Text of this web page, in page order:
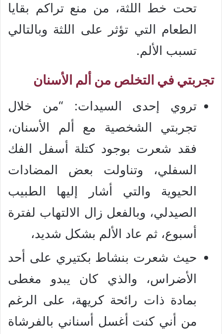
تحت خط اللثة، من منع تراكم بقايا
الطعام التي تؤثر على اللثة وبالتالي
تسبب الألم.
تجربتي في التخلص من ألم الأسنان
تروي إحدى السيدات: “من خلال
تجربتي الشخصية مع ألم الأسنان،
فقد شعرت بوجود كتلة أسفل الفك
السفلي، وتناولت بعض المضادات
الحيوية والتي أشار إليها الطبيب
الصيدلي، وبالفعل زال الالتهاب لفترة
أسبوع، ثم عاد الألم بشكل شديد،
حيث شعرت بنشاط بكتيري على أحد
الأضراس، والذي كان يبدو مغطى
بمادة ذات رائحة كريهة، على الرغم
من أني كنت أغسل أسناني بالفرشاة